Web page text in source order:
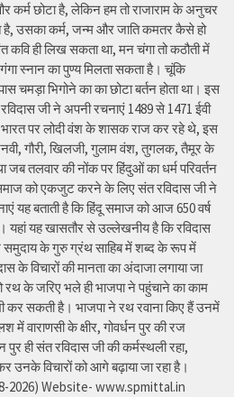
कर्म छोटा है, लेकिन हम तो राजाराम के अनुचर
है, उसका कर्म, जन्म और जाति कमतर कैसे हो
ही लिख सकता था, मन चंगा तो कठौती में
स्नान का पुण्य मिलता सकता है। चूंकि
चमड़ा भिगोने का का छोटा बर्तन होता था। इस
जी ने अपनी रचनाएं 1489 से 1471 ईवी
पर लोदी वंश के शासक राज कर रहे थे, इस
गौरी, खिलजी, गुलाम वंश, तुगलक, तैमूर के
जब तलवार की नोंक पर हिंदुओं का धर्म परिवर्तन
समाज को एकजुट करने के लिए संत रविदास जी ने
यह बताती है कि हिंदू समाज को आज 650 वर्ष
यह खासतौर से उल्लेखनीय है कि रविदास
समुदाय के गुरु ग्रंथ साहिब में शब्द के रूप में
के विचारों की मानता का अंदाजा लगाया जा
रथ के जरिए भले ही भाजपा ने पहुंचाने का काम
कर सकती है। भाजपा ने रथ रवाना किए हैं उनमें
के क्षीर, गोवर्धन पुर की रज
पुर ही संत रविदास जी की कर्मस्थली रहा,
उनके विचारों को आगे बढ़ाया जा रहा है।
2026) Website- www.spmittal.in